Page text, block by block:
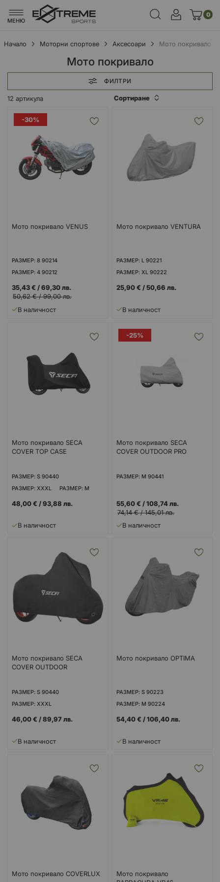
МЕНЮ
0
Начало Моторни спортове Аксесоари Мото покривало
Мото покривало
ФИЛТРИ
12 артикула Сортиране
-30%
Мото покривало VENUS
РАЗМЕР: 8 90214
РАЗМЕР: 4 90212
35,43 € /69,30 лв.
50,62 €/99,00 лв.
В наличност
Мото покривало VENTURA
РАЗМЕР: L 90221
РАЗМЕР: XL 90222
РАЗМЕР: M 90220
25,90 € /50,66 лв.
В наличност
Мото покривало SECA
COVER TOP CASE
РАЗМЕР: S 90440
РАЗМЕР: XXXL
РАЗМЕР: M
РАЗМЕР: L
РАЗМЕР: XL
48,00 € /93,88 лв.
В наличност
-25%
Мото покривало SECA
COVER OUTDOOR PRO
РАЗМЕР: M 90441
55,60 € /108,74 лв.
74,14 €/145,01 лв.
В наличност
Мото покривало SECA
COVER OUTDOOR
РАЗМЕР: S 90440
РАЗМЕР: XXXL
РАЗМЕР: M 90441
РАЗМЕР: XL 90443
46,00 € /89,97 лв.
В наличност
Мото покривало OPTIMA
РАЗМЕР: S 90223
РАЗМЕР: M 90224
РАЗМЕР: L 90225
54,40 € /106,40 лв.
В наличност
Мото покривало COVERLUX
Мото покривало